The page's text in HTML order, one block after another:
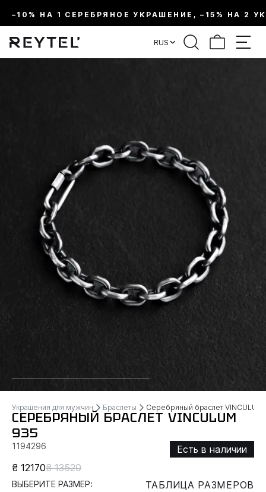
–10% НА 1 СЕРЕБРЯНОЕ УКРАШЕНИЕ, –15% НА 2
RUS
Украшения для мужчин Браслеты Серебряный браслет VINCULUM
СЕРЕБРЯНЫЙ БРАСЛЕТ VINCULUM
935
1194296
Есть в наличии
₴ 12170₴ 13520
ВЫБЕРИТЕ РАЗМЕР:
ТАБЛИЦА РАЗМЕРОВ